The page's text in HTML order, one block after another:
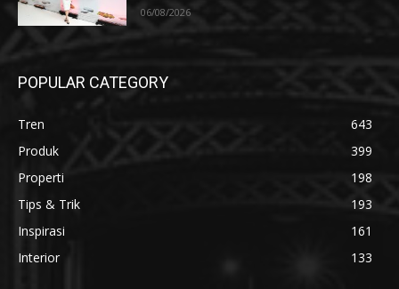
06/08/2026
POPULAR CATEGORY
Tren
643
Produk
399
Properti
198
Tips & Trik
193
Inspirasi
161
Interior
133